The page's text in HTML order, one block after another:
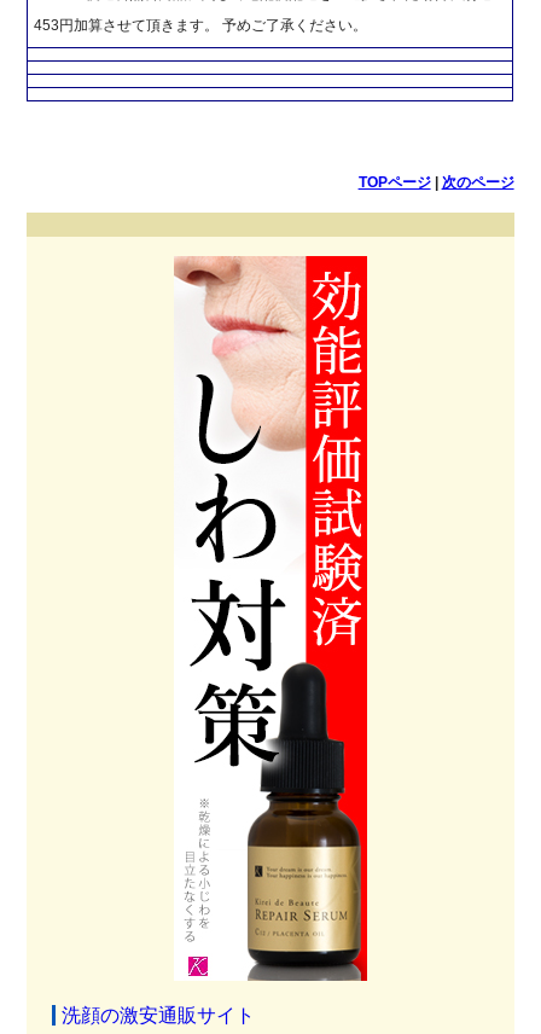
453円加算させて頂きます。 予めご了承ください。
TOPページ| 次のページ
洗顔の激安通販サイト